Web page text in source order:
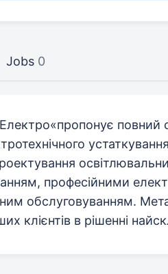
Jobs 0
повний
професійними
обслуговуванням.
клієнтів в рішенні